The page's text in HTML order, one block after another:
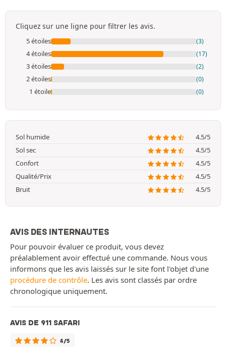
Cliquez sur une ligne pour filtrer les avis.
5 étoiles (3)
4 étoiles (17)
3 étoiles (2)
2 étoiles (0)
1 étoile (0)
Sol humide
4.5/5
Sol sec
4.5/5
Confort
4.5/5
Qualité/Prix
4.5/5
Bruit
4.5/5
AVIS DES INTERNAUTES
Pour pouvoir évaluer ce produit, vous devez
préalablement avoir effectué une commande. Nous vous
informons que les avis laissés sur le site font l'objet d'une
procédure de contrôle. Les avis sont classés par ordre
chronologique uniquement.
AVIS DE 911 SAFARI
4/5